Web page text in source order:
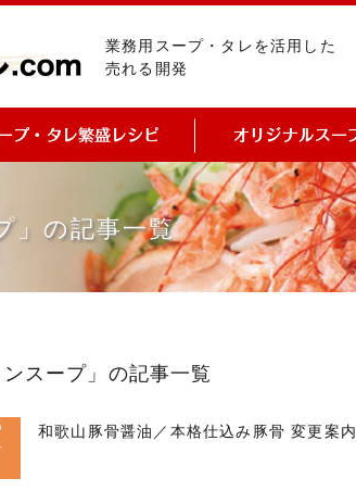
業務用スープ・タレを活用した
売れる開発
」の記事一覧
ンスープ」の記事一覧
和歌山豚骨醤油／本格仕込み豚骨 変更案内